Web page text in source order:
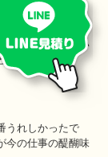
感じ自分の能力を
じでみんな優しい
じまし
うれしかったで
今の仕事の醍醐味